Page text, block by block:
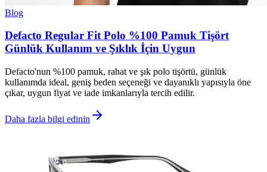
Blog
Defacto Regular Fit Polo %100 Pamuk Tişört
Günlük Kullanım ve Şıklık İçin Uygun
Defacto'nun %100 pamuk, rahat ve şık polo tişörtü, günlük
kullanımda ideal, geniş beden seçeneği ve dayanıklı yapısıyla öne
çıkar, uygun fiyat ve iade imkanlarıyla tercih edilir.
Daha fazla bilgi edinin